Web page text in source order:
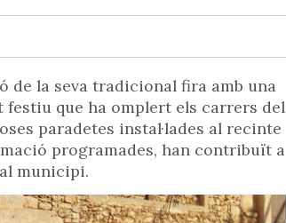
de la seva tradicional fira amb una
que ha omplert els carrers del
paradetes instal·lades al recinte
programades, han contribuït a
municipi.